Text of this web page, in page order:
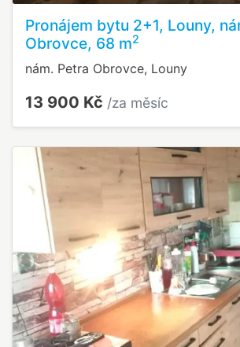
Pronájem bytu 2+1, Louny,
Obrovce, 68 m2
nám. Petra Obrovce, Louny
13 900 Kč /za měsíc